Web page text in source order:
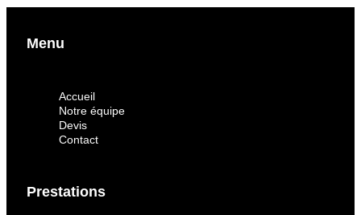
Menu
Accueil
Notre équipe
Devis
Contact
Prestations